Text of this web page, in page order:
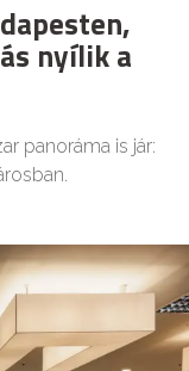
nyílik a
panoráma is jár: